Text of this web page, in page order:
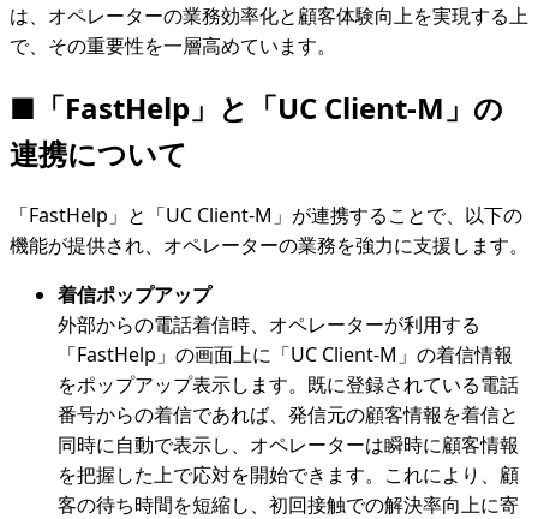
は、オペレーターの業務効率化と顧客体験向上を実現する上
で、その重要性を一層高めています。
■ 「FastHelp」と「UC Client-M」の
連携について
「FastHelp」と「UC Client-M」が連携することで、以下の
機能が提供され、オペレーターの業務を強力に支援します。
着信ポップアップ
外部からの電話着信時、オペレーターが利用する
「FastHelp」の画面上に「UC Client-M」の着信情報
をポップアップ表示します。既に登録されている電話
番号からの着信であれば、発信元の顧客情報を着信と
同時に自動で表示し、オペレーターは瞬時に顧客情報
を把握した上で応対を開始できます。これにより、顧
客の待ち時間を短縮し、初回接触での解決率向上に寄